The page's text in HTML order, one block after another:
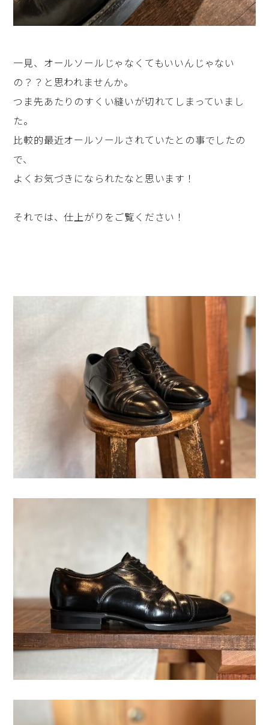
一見、オールソールじゃなくてもいいんじゃない
の？？と思われませんか。
つま先あたりのすくい縫いが切れてしまっていまし
た。
比較的最近オールソールされていたとの事でしたの
で、
よくお気づきになられたなと思います！
それでは、仕上がりをご覧ください！